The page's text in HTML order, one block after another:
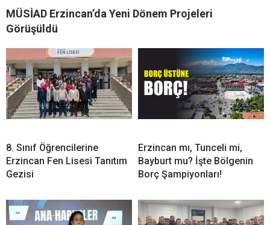
MÜSİAD Erzincan’da Yeni Dönem Projeleri
Görüşüldü
8. Sınıf Öğrencilerine
Erzincan Fen Lisesi Tanıtım
Gezisi
Erzincan mı, Tunceli mi,
Bayburt mu? İşte Bölgenin
Borç Şampiyonları!